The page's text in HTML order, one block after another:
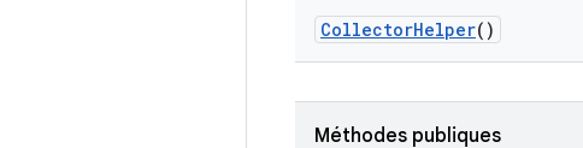
CollectorHelper()
Méthodes publiques